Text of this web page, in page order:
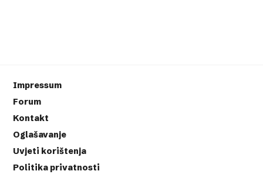
Impressum
Forum
Kontakt
Oglašavanje
Uvjeti korištenja
Politika privatnosti